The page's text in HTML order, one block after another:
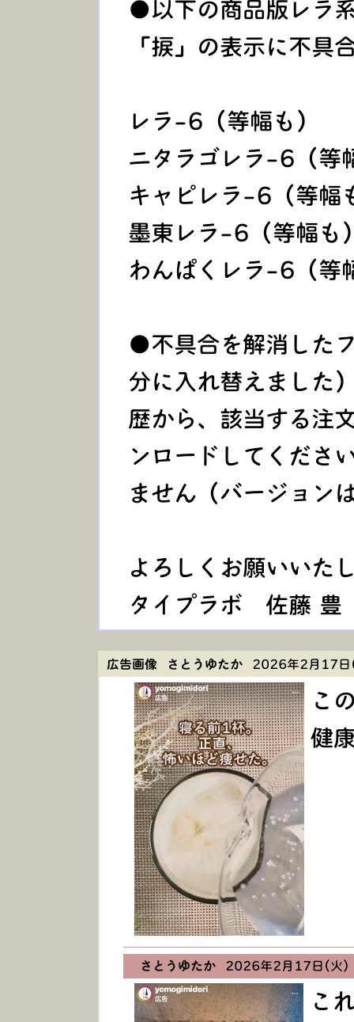
●以下の商品版レラ
「捩」の表示に不具
レラ-6（等幅も）
ニタラゴレラ-6（
キャピレラ-6（等
墨東レラ-6（等幅
わんぱくレラ-6（等
●不具合を解消した
分に入れ替えました
歴から、該当する注
ンロードしてくださ
ません（バージョン
よろしくお願いい
タイプラボ 佐藤 豊
広告画像 さとうゆたか2026年2月17日
こ
健
さとうゆたか 2026年2月17日(火
こ